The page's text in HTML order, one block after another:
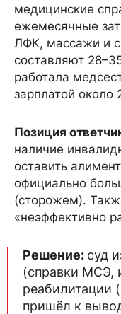
медицинские
ежемесячные
ЛФК, массажи и
составляют
работала
зарплатой около
Позиция
наличие
оставить
официально
(сторожем).
«неэффективно
Решение: суд
(справки МСЭ,
реабилитации
пришёл к